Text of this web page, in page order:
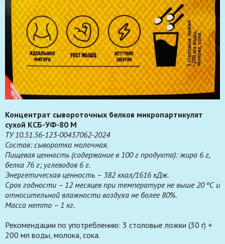
Концентрат сывороточных белков микропартикулят
сухой КСБ-УФ-80 М
ТУ 10.51.56-123-00437062-2024
Состав: сыворотка молочная.
Пищевая ценность (содержание в 100 г продукта): жира 6 г,
белка 76 г; углеводов 6 г.
Энергетическая ценность – 382 ккал/1616 кДж.
Срок годности – 12 месяцев при температуре не выше 20 ºС и
относительной влажности воздуха не более 80%.
Масса нетто – 1 кг.
Рекомендации по употреблению: 3 столовые ложки (30 г) +
200 мл воды, молока, сока.